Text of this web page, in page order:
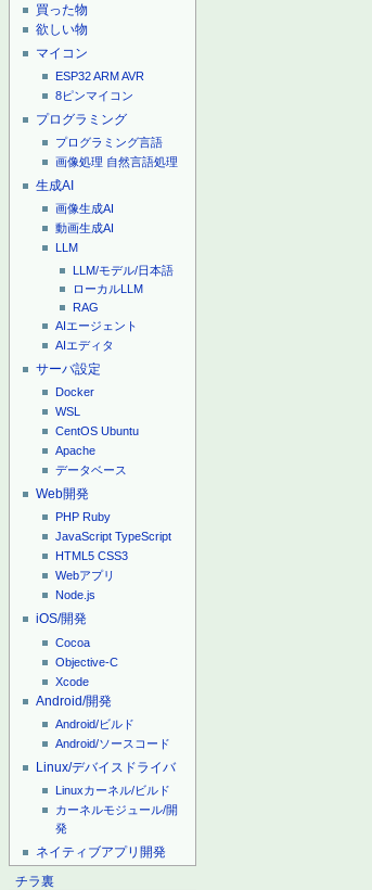
買った物
欲しい物
マイコン
ESP32ARMAVR
8ピンマイコン
プログラミング
プログラミング言語
画像処理 自然言語処理
生成AI
画像生成AI
動画生成AI
LLM
LLM/モデル/日本語
ローカルLLM
RAG
AIエージェント
AIエディタ
サーバ設定
Docker
WSL
CentOS Ubuntu
Apache
データベース
Web開発
PHP Ruby
JavaScript TypeScript
HTML5 CSS3
Webアプリ
Node.js
iOS/開発
Cocoa
Objective-C
Xcode
Android/開発
Android/ビルド
Android/ソースコード
Linux/デバイスドライバ
Linuxカーネル/ビルド
カーネルモジュール/開
発
ネイティブアプリ開発
チラ裏